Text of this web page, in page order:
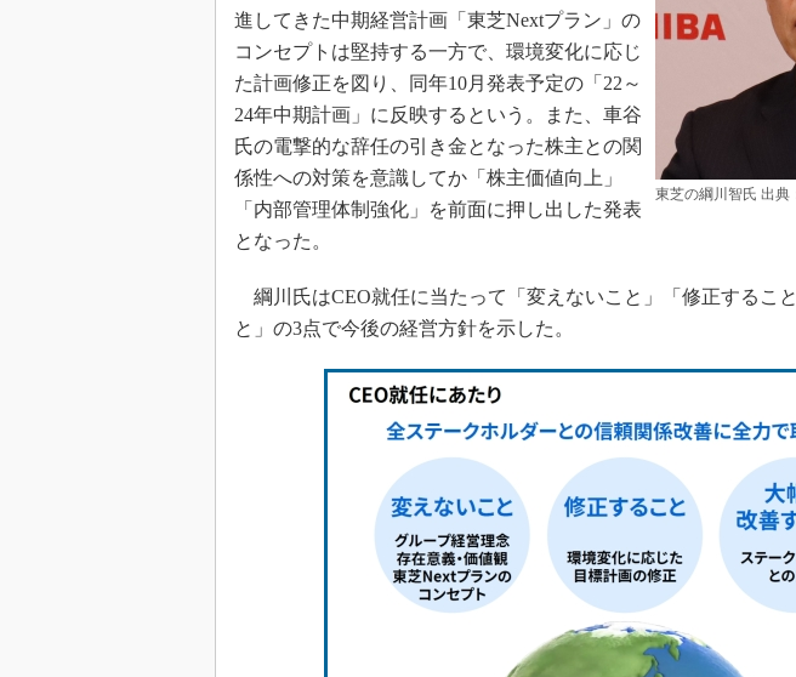
製造業ビッ
メイドイン
植物工場
知財マネジ
グローバル
東芝の綱川智氏 出典
進してきた中期経営計画「東芝Nextプラン」の
コンセプトは堅持する一方で、環境変化に応じ
た計画修正を図り、同年10月発表予定の「22～
24年中期計画」に反映するという。また、車谷
氏の電撃的な辞任の引き金となった株主との関
係性への対策を意識してか「株主価値向上」
「内部管理体制強化」を前面に押し出した発表
となった。
綱川氏はCEO就任に当たって「変えないこと」「修正するこ
と」の3点で今後の経営方針を示した。